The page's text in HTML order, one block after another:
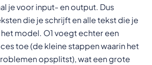
je voor input- en output. Dus
die je schrijft en alle tekst die je
model. O1 voegt echter een
toe (de kleine stappen waarin het
opsplitst), wat een grote